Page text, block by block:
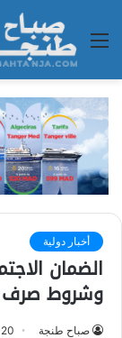
القائمة
أخبار دولية
الضمان
وشروط صرف
صباح طنجة